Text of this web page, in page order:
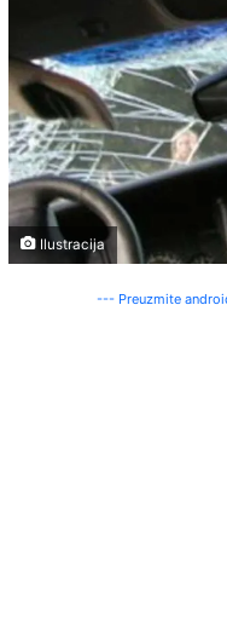
Ilustracija
--- Preuzmite